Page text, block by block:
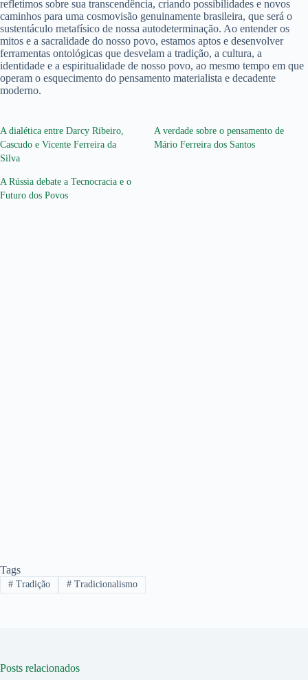
refletimos sobre sua transcendência, criando possibilidades e novos
caminhos para uma cosmovisão genuinamente brasileira, que será o
sustentáculo metafísico de nossa autodeterminação. Ao entender os
mitos e a sacralidade do nosso povo, estamos aptos e desenvolver
ferramentas ontológicas que desvelam a tradição, a cultura, a
identidade e a espiritualidade de nosso povo, ao mesmo tempo em que
operam o esquecimento do pensamento materialista e decadente
moderno.
A dialética entre Darcy Ribeiro,
Cascudo e Vicente Ferreira da
Silva
A verdade sobre o pensamento de
Mário Ferreira dos Santos
A Rússia debate a Tecnocracia e o
Futuro dos Povos
Tags
#Tradição #Tradicionalismo
Posts relacionados